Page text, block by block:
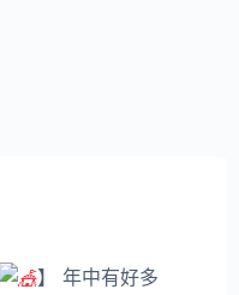
】 年中有好多